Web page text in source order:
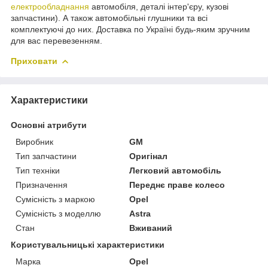
електрообладнання автомобіля, деталі інтер'єру, кузові
запчастини). А також автомобільні глушники та всі
комплектуючі до них. Доставка по Україні будь-яким зручним
для вас перевезенням.
Приховати
Характеристики
Основні атрибути
Виробник
GM
Тип запчастини
Оригінал
Тип техніки
Легковий автомобіль
Призначення
Переднє праве колесо
Сумісність з маркою
Opel
Сумісність з моделлю
Astra
Стан
Вживаний
Користувальницькі характеристики
Марка
Opel